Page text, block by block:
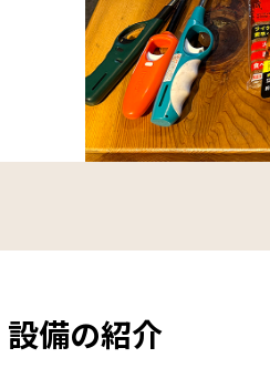
設備の紹介